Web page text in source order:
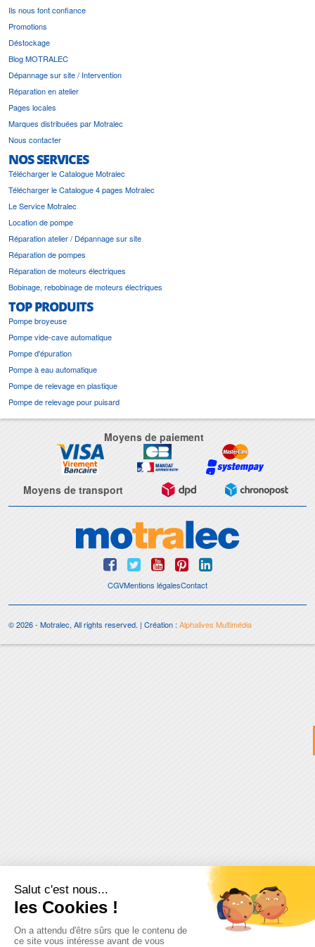
Ils nous font confiance
Promotions
Déstockage
Blog MOTRALEC
Dépannage sur site / Intervention
Réparation en atelier
Pages locales
Marques distribuées par Motralec
Nous contacter
NOS SERVICES
Télécharger le Catalogue Motralec
Télécharger le Catalogue 4 pages Motralec
Le Service Motralec
Location de pompe
Réparation atelier / Dépannage sur site
Réparation de pompes
Réparation de moteurs électriques
Bobinage, rebobinage de moteurs électriques
TOP PRODUITS
Pompe broyeuse
Pompe vide-cave automatique
Pompe d'épuration
Pompe à eau automatique
Pompe de relevage en plastique
Pompe de relevage pour puisard
Moyens de paiement
Moyens de transport
CGVMentions légalesContact
© 2026 - Motralec, All rights reserved. | Création :Alphalives Multimédia